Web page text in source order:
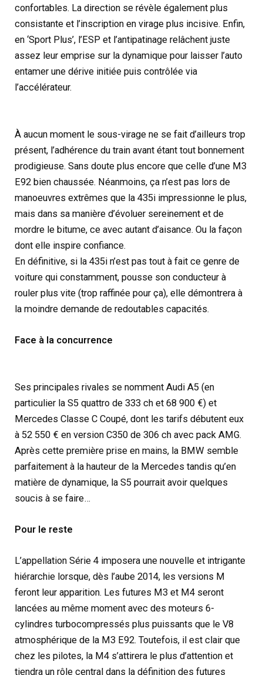
confortables. La direction se révèle également plus
consistante et l’inscription en virage plus incisive. Enfin,
en ‘Sport Plus’, l’ESP et l’antipatinage relâchent juste
assez leur emprise sur la dynamique pour laisser l’auto
entamer une dérive initiée puis contrôlée via
l’accélérateur.
À aucun moment le sous-virage ne se fait d’ailleurs trop
présent, l’adhérence du train avant étant tout bonnement
prodigieuse. Sans doute plus encore que celle d’une M3
E92 bien chaussée. Néanmoins, ça n’est pas lors de
manoeuvres extrêmes que la 435i impressionne le plus,
mais dans sa manière d’évoluer sereinement et de
mordre le bitume, ce avec autant d’aisance. Ou la façon
dont elle inspire confiance.
En définitive, si la 435i n’est pas tout à fait ce genre de
voiture qui constamment, pousse son conducteur à
rouler plus vite (trop raffinée pour ça), elle démontrera à
la moindre demande de redoutables capacités.
Face à la concurrence
Ses principales rivales se nomment Audi A5 (en
particulier la S5 quattro de 333 ch et 68 900 €) et
Mercedes Classe C Coupé, dont les tarifs débutent eux
à 52 550 € en version C350 de 306 ch avec pack AMG.
Après cette première prise en mains, la BMW semble
parfaitement à la hauteur de la Mercedes tandis qu’en
matière de dynamique, la S5 pourrait avoir quelques
soucis à se faire…
Pour le reste
L’appellation Série 4 imposera une nouvelle et intrigante
hiérarchie lorsque, dès l’aube 2014, les versions M
feront leur apparition. Les futures M3 et M4 seront
lancées au même moment avec des moteurs 6-
cylindres turbocompressés plus puissants que le V8
atmosphérique de la M3 E92. Toutefois, il est clair que
chez les pilotes, la M4 s’attirera le plus d’attention et
tiendra un rôle central dans la définition des futures